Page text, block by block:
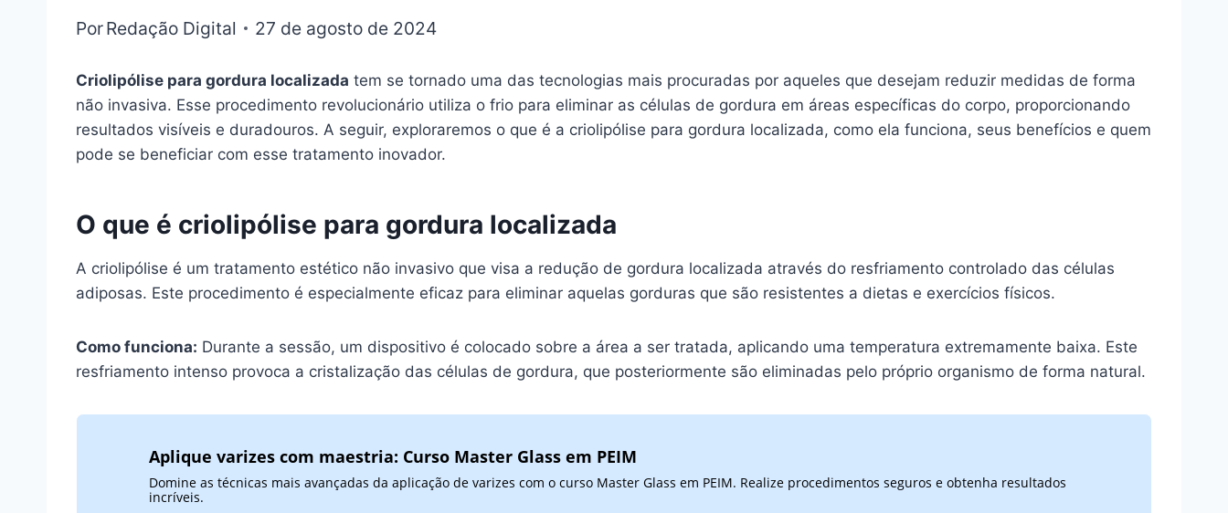
PorRedação Digital 27 de agosto de 2024
Criolipólise para gordura localizada tem se tornado uma das tecnologias mais procuradas por aqueles que desejam reduzir medidas de forma
não invasiva. Esse procedimento revolucionário utiliza o frio para eliminar as células de gordura em áreas específicas do corpo, proporcionando
resultados visíveis e duradouros. A seguir, exploraremos o que é a criolipólise para gordura localizada, como ela funciona, seus benefícios e quem
pode se beneficiar com esse tratamento inovador.
O que é criolipólise para gordura localizada
A criolipólise é um tratamento estético não invasivo que visa a redução de gordura localizada através do resfriamento controlado das células
adiposas. Este procedimento é especialmente eficaz para eliminar aquelas gorduras que são resistentes a dietas e exercícios físicos.
Como funciona: Durante a sessão, um dispositivo é colocado sobre a área a ser tratada, aplicando uma temperatura extremamente baixa. Este
resfriamento intenso provoca a cristalização das células de gordura, que posteriormente são eliminadas pelo próprio organismo de forma natural.
Aplique varizes com maestria: Curso Master Glass em PEIM
Domine as técnicas mais avançadas da aplicação de varizes com o curso Master Glass em PEIM. Realize procedimentos seguros e obtenha resultados
incríveis.